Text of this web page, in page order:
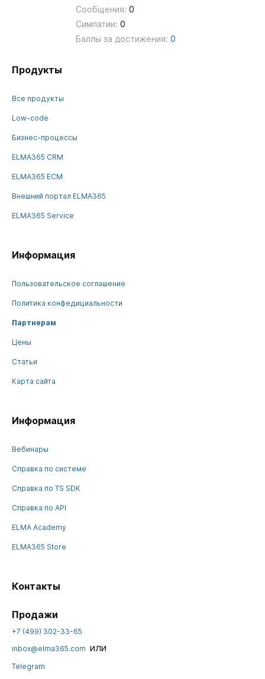
Сообщения: 0
Симпатии: 0
Баллы за достижения: 0
Продукты
Все продукты
Low-code
Бизнес-процессы
ELMA365 CRM
ELMA365 ECM
Внешний портал ELMA365
ELMA365 Service
Информация
Пользовательское соглашение
Политика конфедициальности
Партнерам
Цены
Статьи
Карта сайта
Информация
Вебинары
Справка по системе
Справка по TS SDK
Справка по API
ELMA Academy
ELMA365 Store
Контакты
Продажи
+7 (499) 302-33-65
inbox@elma365.com или
Telegram